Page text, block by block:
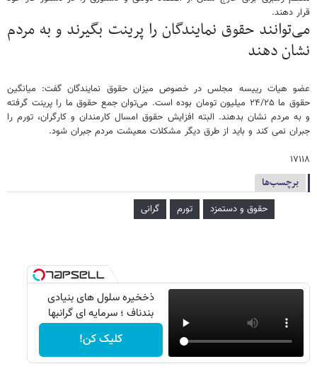
قرار دهند.
می‌توانند حقوق نمایندگان را پرینت بگیرند و به مردم
نشان دهند
عضو هیات رییسه مجلس در خصوص میزان حقوق نمایندگان گفت: میانگین
حقوق ما ۲۴/۲۵ میلیون تومان بوده است. می‌توان جمع حقوق ما را پرینت گرفته
و به مردم نشان بدهند. البته افزایش حقوق امسال کارمندان و کارگران، تورم را
جبران نمی کند و باید از طرق دیگر مشکلات معیشت مردم جبران شود.
۱۷۱۱۸
برچسب‌ها
حقوق و دستمزد تورم گرانی
ذخخیره سلول های بنیادی
بندناف ؛ سرمایه ای گرانبها
کلیک کن!